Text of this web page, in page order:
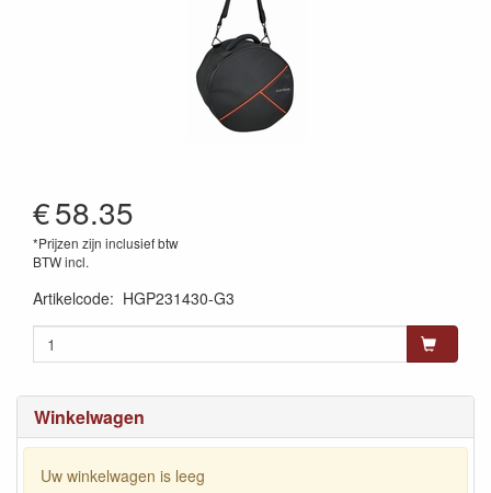
Winkelwagen
Uw winkelwagen is leeg
€58.35
*Prijzen zijn inclusief btw
BTW incl.
Artikelcode: HGP231430-G3